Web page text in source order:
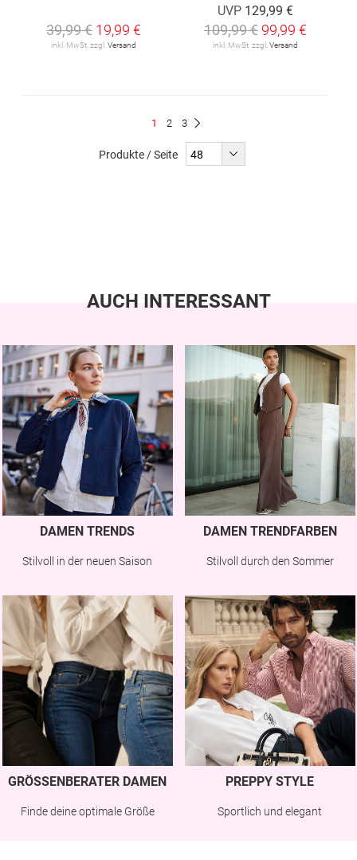
39,99 € 19,99 €
inkl. MwSt. zzgl. Versand
UVP 129,99 €
109,99 € 99,99 €
inkl. MwSt. zzgl. Versand
Du
1 Seite
2 Seite
3
Produkte / Seite
AUCH INTERESSANT
DAMEN TRENDS
Stilvoll in der neuen Saison
DAMEN TRENDFARBEN
Stilvoll durch den Sommer
GRÖSSENBERATER DAMEN
Finde deine optimale Größe
PREPPY STYLE
Sportlich und elegant